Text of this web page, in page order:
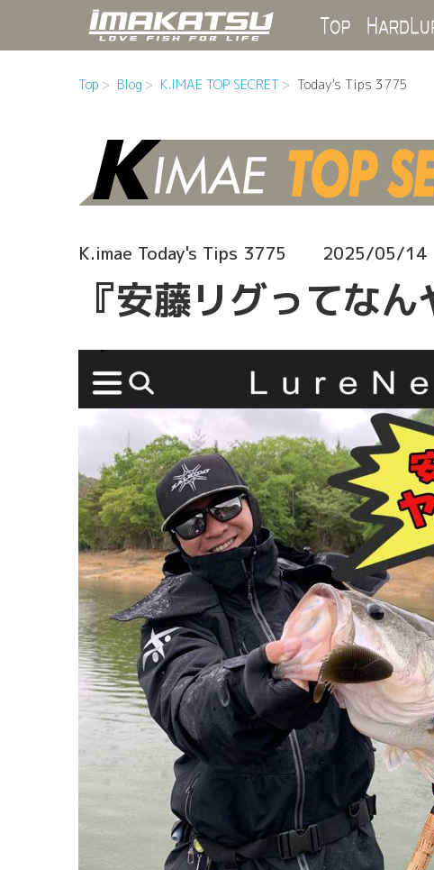
Top
Top Blog K.IMAE TOP SECRET Today's Tips 3775
K.imae Today's Tips 3775 2025/05/14
『安藤リグってな